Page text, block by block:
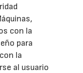
con la
para
la
al usuario